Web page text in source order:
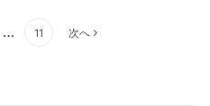
… 11 次へ